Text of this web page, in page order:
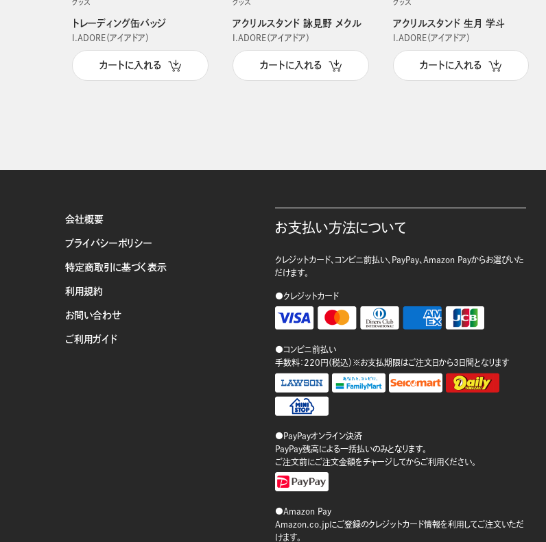
グッズ
トレーディング缶バッジ
I.ADORE（アイアドア）
カートに入れる
グッズ
アクリルスタンド 詠見野 メクル
I.ADORE（アイアドア）
カートに入れる
グッズ
アクリルスタンド 生月 学斗
I.ADORE（アイアドア）
カートに入れる
会社概要
プライバシーポリシー
特定商取引に基づく表示
利用規約
お問い合わせ
ご利用ガイド
お支払い方法について
クレジットカード、コンビニ前払い、PayPay、Amazon Payからお選びいた
だけます。
●クレジットカード
●コンビニ前払い
手数料：220円（税込）※お支払期限はご注文日から3日間となります
●PayPayオンライン決済
PayPay残高による一括払いのみとなります。
ご注文前にご注文金額をチャージしてからご利用ください。
●Amazon Pay
Amazon.co.jpにご登録のクレジットカード情報を利用してご注文いただ
けます。